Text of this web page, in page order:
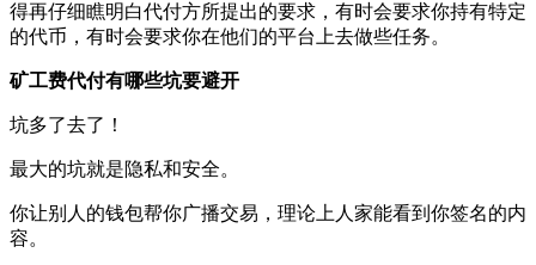
得再仔细瞧明白代付方所提出的要求，有时会要求你持有特定
的代币，有时会要求你在他们的平台上去做些任务。
矿工费代付有哪些坑要避开
坑多了去了！
最大的坑就是隐私和安全。
你让别人的钱包帮你广播交易，理论上人家能看到你签名的内
容。